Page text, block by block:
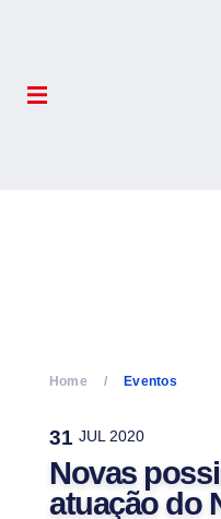
Home Eventos
31 JUL 2020
Novas
atuação do